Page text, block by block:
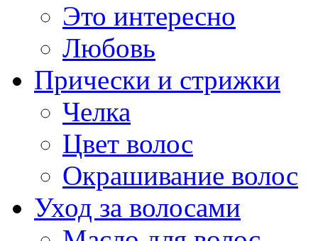
Это интересно
Любовь
Прически и стрижки
Челка
Цвет волос
Окрашивание волос
Уход за волосами